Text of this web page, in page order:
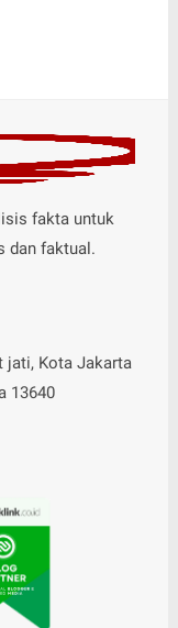
fakta untuk
dan faktual.
jati, Kota Jakarta
13640